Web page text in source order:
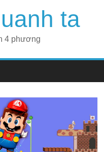
ta
4 phương